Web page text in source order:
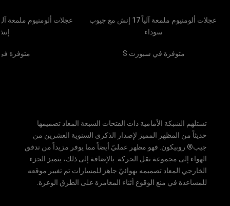
عجلات ألومنيوم ملمعة آلياً 17 إنش مع جيوب
سوداء
متوفرة في سبورت S متوفرة
تستلهم الشبكة الأمامية ذات الفتحات السبعة المعاد تصميمها
حديثاً من المظهر المميز لإصدار الذكرى السنوية العشرين من
جيب® روبيكون. فهو مظهر عمليّ أيضاً مما يوفر مزيداً من تدفق
الهواء إلى مجموعة نقل الحركة. بالإضافة إلى ذلك، يتميز الجزء
الخارجي المعاد تصميمه بهوائيّ جاهز للمسارات تم تغيير موقعه
للمساعدة في منع الوقوع أثناء المغامرة على الطرق الوعرة.